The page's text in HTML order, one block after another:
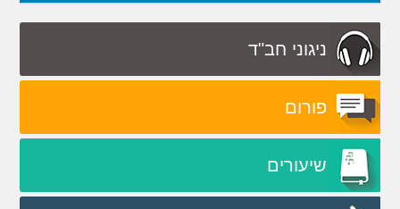
ניגוני חב"ד
פורום
שיעורים